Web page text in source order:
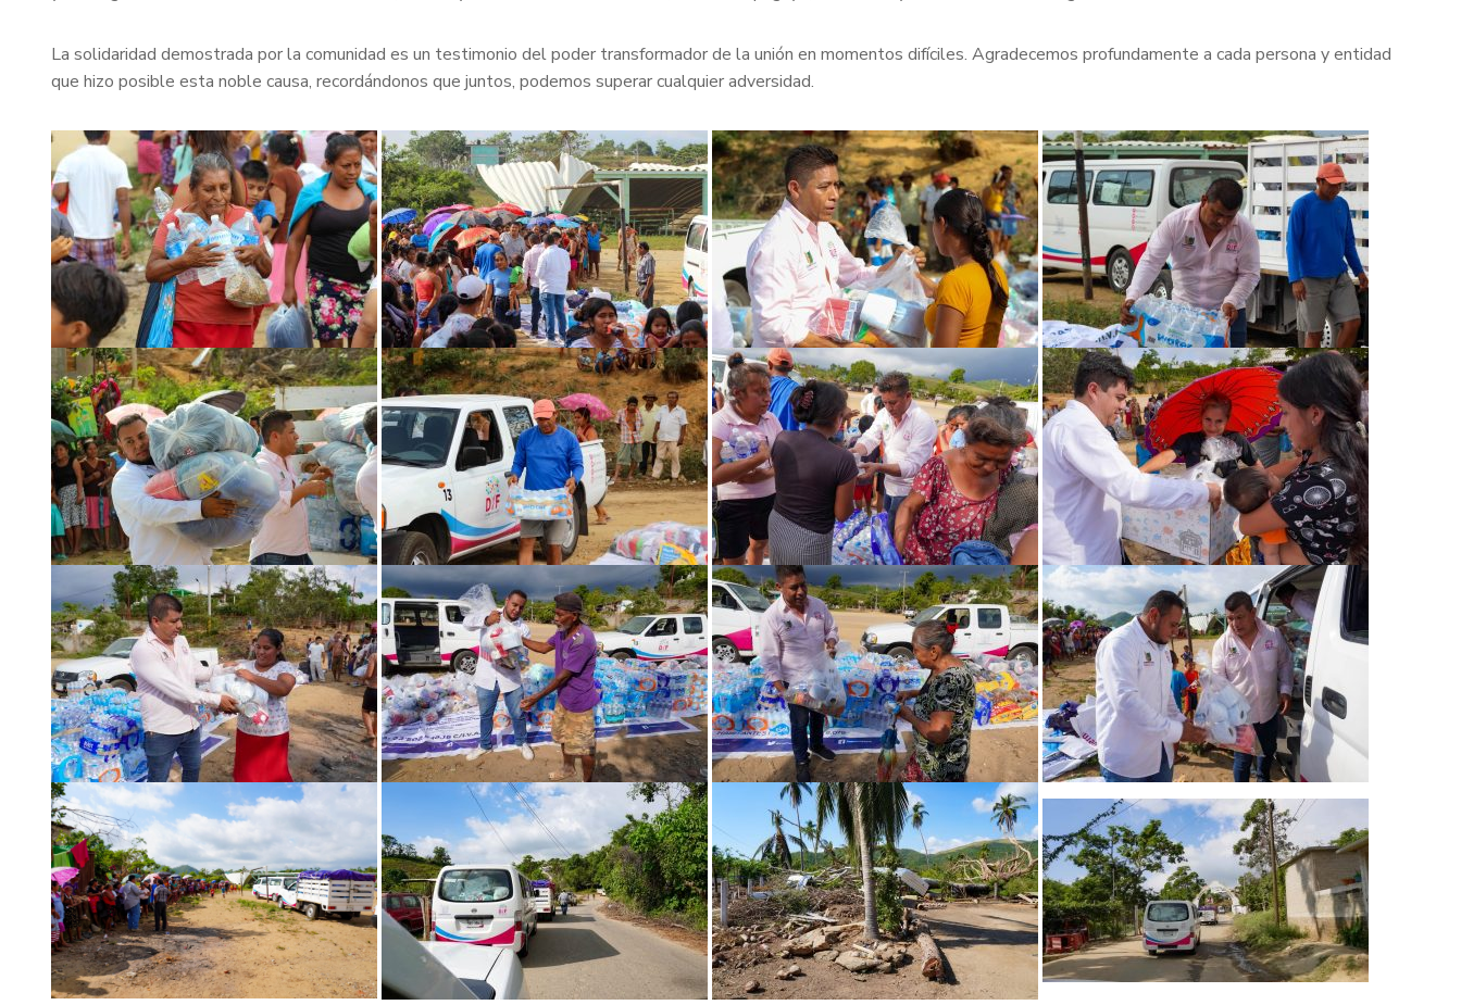
La solidaridad demostrada por la comunidad es un testimonio del poder transformador de la unión en momentos difíciles. Agradecemos profundamente a cada persona y entidad
que hizo posible esta noble causa, recordándonos que juntos, podemos superar cualquier adversidad.